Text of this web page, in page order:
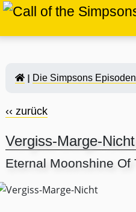
Die Simpsons Episoden
‹‹ zurück
Vergiss-Marge-Nicht
Eternal Moonshine Of